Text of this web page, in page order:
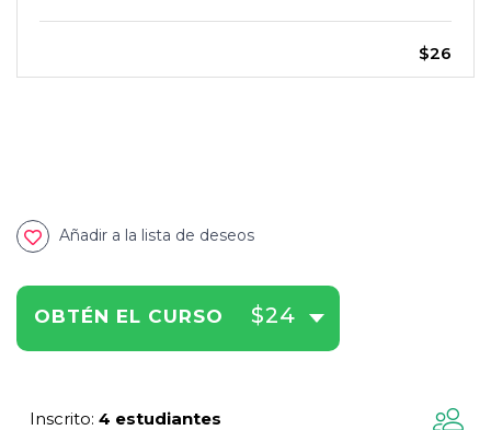
$26
Añadir a la lista de deseos
OBTÉN EL CURSO $24
Inscrito: 4 estudiantes